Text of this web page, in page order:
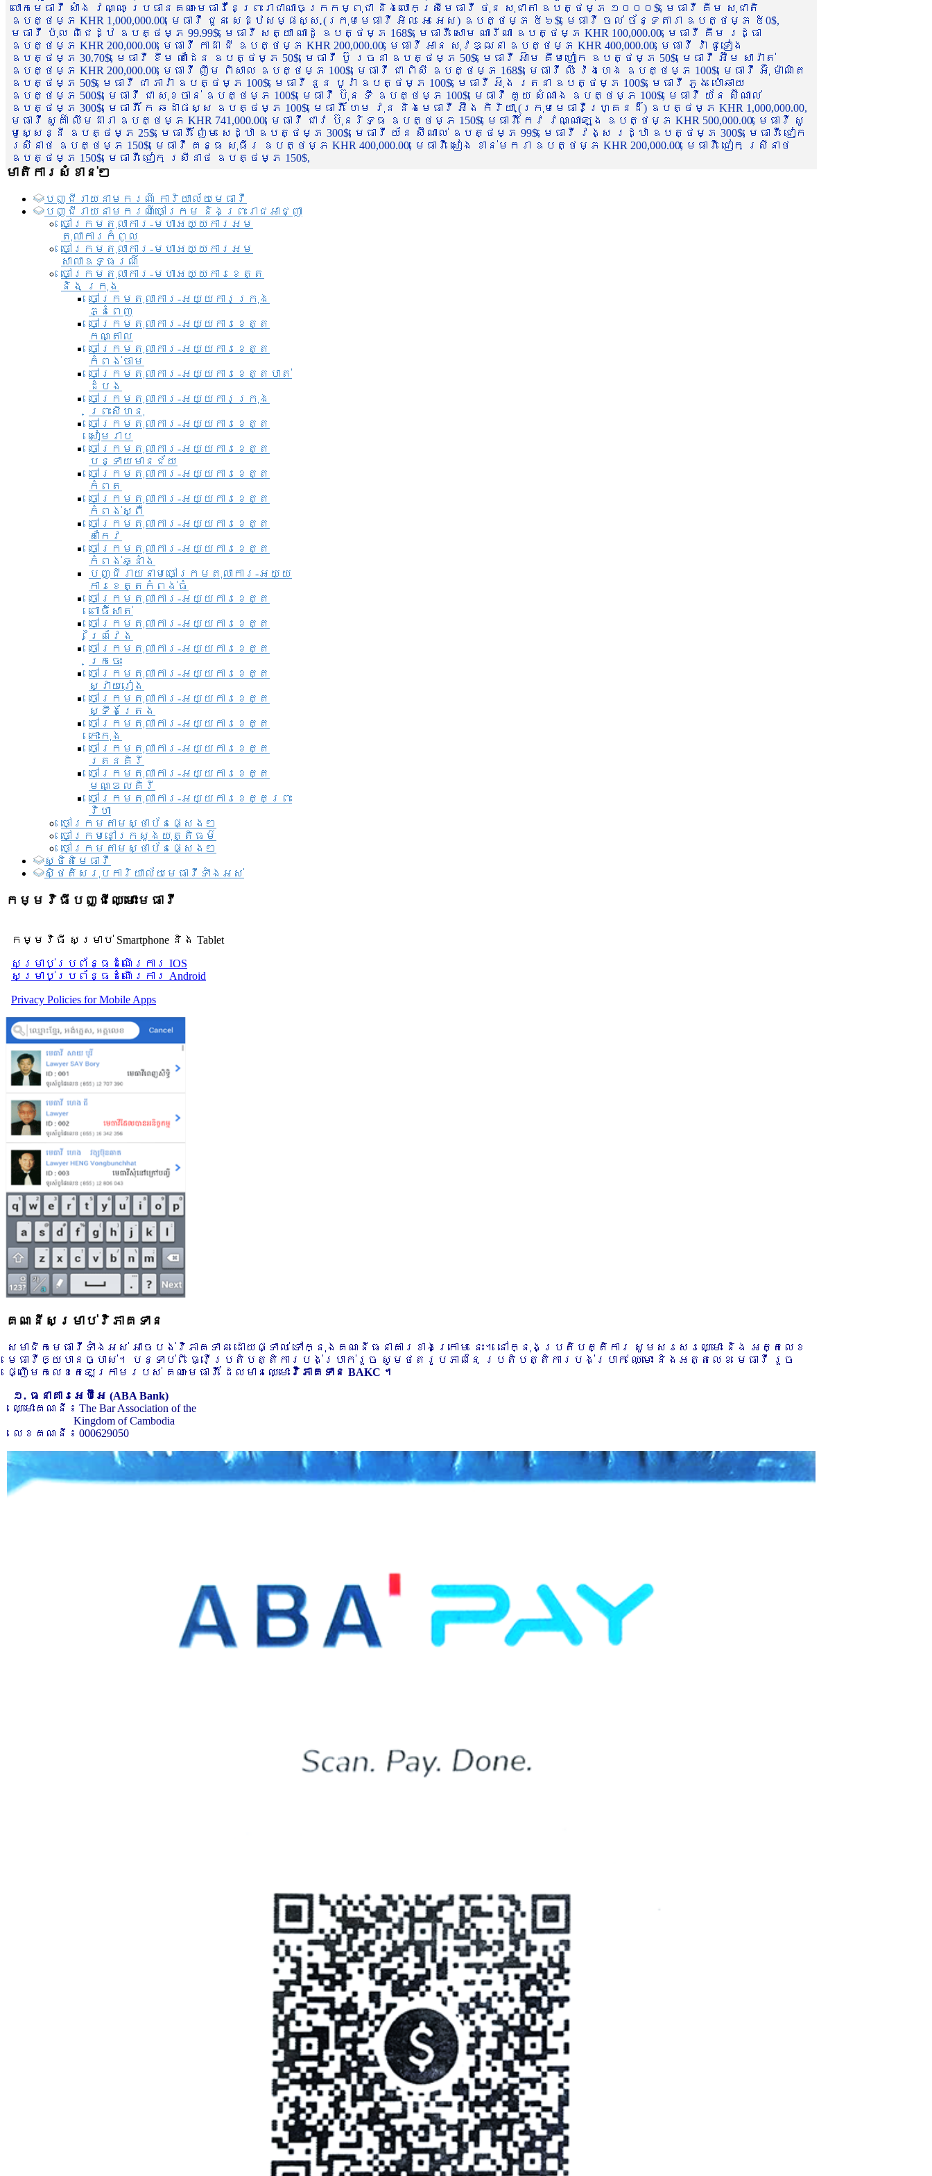
លោកមេធាវី សាំង វណ្ណៈ ប្រធានគណៈមេធាវីនៃព្រះរាជាណាចក្រកម្ពុជា និងលោកស្រីមេធាវី ថុន សុជាតា ឧបត្ថម្ភ ១០០០$, មេធាវី គីម សុជាតិ
ឧបត្ថម្ភ KHR 1,000,000.00, មេធាវី ជួន សេដ្ឋសម្ផស្ស (ក្រុមមេធាវី អិល អេ អេស) ឧបត្ថម្ភ ៥៦$, មេធាវី ចល់ ច័ន្ទតារា ឧបត្ថម្ភ ៥0$,
មេធាវី ប៉ុល ពិជេដ្ឋ ឧបត្ថម្ភ 99.99$, មេធាវី សត្យា ណាដូ ឧបត្ថម្ភ 168$, មេធាវី សោម ណារីណា ឧបត្ថម្ភ KHR 100,000.00, មេធាវី គឹម រដ្ធា
ឧបត្ថម្ភ KHR 200,000.00, មេធាវី កាដា ជី ឧបត្ថម្ភ KHR 200,000.00, មេធាវី អាន សុវឌ្ឍនា ឧបត្ថម្ភ KHR 400,000.00, មេធាវី វ៉ា ជូទៀង
ឧបត្ថម្ភ 30.70$, មេធាវី ខឹម ណាដែន ឧបត្ថម្ភ 50$, មេធាវី ប៊ូ រចនា ឧបត្ថម្ភ 50$, មេធាវី អ៊ាម គឹមហៀក ឧបត្ថម្ភ 50$, មេធាវី អ៊ឹម សារ៉ាត់
ឧបត្ថម្ភ KHR 200,000.00, មេធាវី ញឹម ពិសាល ឧបត្ថម្ភ 100$, មេធាវី ជា ពិសី ឧបត្ថម្ភ 168$, មេធាវី លី វ៉េងហេង ឧបត្ថម្ភ 100$, មេធាវី អ៊ុំ ម៉ាណិត
ឧបត្ថម្ភ 50$, មេធាវី ជា ភារ៉ា ឧបត្ថម្ភ 100$, មេធាវី នួន បូរ៉ា ឧបត្ថម្ភ 100$, មេធាវី អ៊ុង រតនា ឧបត្ថម្ភ 100$, មេធាវី ភួង ប៉ោឆាយ
ឧបត្ថម្ភ 500$, មេធាវី ជា សុខចាន់ ឧបត្ថម្ភ 100$, មេធាវី ប៊ុន ទី ឧបត្ថម្ភ 100$, មេធាវី គួយ សំណាង ឧបត្ថម្ភ 100$, មេធាវី យ័ន ស៊ីណាល់
ឧបត្ថម្ភ 300$, មេធាវី កែ ឆដាផស្ស ឧបត្ថម្ភ 100$, មេធាវី ហែម វុន និងមេធាវី អ៊ឹង កិរិយា (ក្រុមមេធាវីហ្គ្រេនដ៏) ឧបត្ថម្ភ KHR 1,000,000.00,
មេធាវី សួគ៌ា លឹមដារា ឧបត្ថម្ភ KHR 741,000.00, មេធាវី ជាវ ប៊ុនរិទ្ធ ឧបត្ថម្ភ 150$, មេធាវី កែវ វណ្ណាឡុង ឧបត្ថម្ភ KHR 500,000.00, មេធាវី សូ
មូសេ្សន្នី ឧបត្ថម្ភ 25$, មេធាវី ញ៉ែម សេដ្ឋា ឧបត្ថម្ភ 300$, មេធាវី យ័ន ស៊ីណាល់ ឧបត្ថម្ភ 99$, មេធាវី វង្ស រដ្ឋា ឧបត្ថម្ភ 300$, មេធាវី ជៀក
ស្រីនាថ ឧបត្ថម្ភ 150$, មេធាវី គន្ធ សុធីរ ឧបត្ថម្ភ KHR 400,000.00, មេធាវី សៀង ខាន់មករា ឧបត្ថម្ភ KHR 200,000.00, មេធាវី ជៀក ស្រីនាថ
ឧបត្ថម្ភ 150$, មេធាវី ជៀក ស្រីនាថ ឧបត្ថម្ភ 150$,
មាតិការសំខាន់ៗ
បញ្ជី​រាយ​នាមករណ៍ ការិយាល័យ​មេធាវី​
បញ្ជី​រាយ​នាមករណ៍​ចៅក្រម និងព្រះរាជអាជ្ញា
ចៅក្រមតុលាការ-មហាអយ្យការអម
តុលាការកំពូល
ចៅក្រមតុលាការ-មហាអយ្យការអម
សាលាឧទ្ធរណ៏
ចៅក្រមតុលាការ-មហាអយ្យការខេត្ត
និង ក្រុង
ចៅក្រមតុលាការ-អយ្យការក្រុង
ភ្នំពេញ
ចៅក្រមតុលាការ-អយ្យការខេត្ត
កណ្តាល
ចៅក្រមតុលាការ-អយ្យការខេត្ត
កំពង់ចាម
ចៅក្រមតុលាការ-អយ្យការខេត្តបាត់
ដំបង
ចៅក្រមតុលាការ-អយ្យការ​ក្រុង
ព្រះសីហនុ
ចៅក្រមតុលាការ-អយ្យការខេត្ត
សៀមរាប
ចៅក្រមតុលាការ-អយ្យការខេត្ត
បន្ទាយមានជ័យ
ចៅក្រមតុលាការ-អយ្យការខេត្ត
កំពត
ចៅក្រមតុលាការ-អយ្យការខេត្ត
កំពង់ស្ពឺ
ចៅក្រមតុលាការ-អយ្យការខេត្ត
តាកែវ
ចៅក្រមតុលាការ-អយ្យការខេត្ត
កំពង់ឆ្នាំង
បញ្ជីរាយនាមចៅក្រមតុលាការ-អយ្យ
ការខេត្តកំពង់ធំ
ចៅក្រមតុលាការ-អយ្យការខេត្ត
ពោធិ៍សាត់
ចៅក្រមតុលាការ-អយ្យការខេត្ត
ព្រៃវែង
ចៅក្រមតុលាការ-អយ្យការខេត្ត
ក្រចេះ
ចៅក្រមតុលាការ-អយ្យការខេត្ត
ស្វាយរៀង
ចៅក្រមតុលាការ-អយ្យការខេត្ត
ស្ទឹងត្រែង
ចៅក្រមតុលាការ-អយ្យការខេត្ត
កោះកុង
ចៅក្រមតុលាការ-អយ្យការខេត្ត
រតនគិរី
ចៅក្រមតុលាការ-អយ្យការខេត្ត
មណ្ឌលគិរី
ចៅក្រមតុលាការ-អយ្យការខេត្តព្រះ
វិហា
ចៅក្រមតាមស្ថាប័នផ្សេងៗ
ចៅក្រមនៅក្រសួងយុត្តិធម៌
ចៅក្រមតាមស្ថាប័នផ្សេងៗ
ស្ថិតិមេធាវី
សិ្ថតិសរុបការិយាល័យមេធាវីទាំងអស់​
កម្មវិធីបញ្ជីឈ្មោះមេធាវី
កម្មវិធី សម្រាប់ Smartphone និង Tablet
សម្រាប់​ប្រព័ន្ធដំណើរការ IOS
សម្រាប់​ប្រព័ន្ធដំណើរការ Android
Privacy Policies for Mobile Apps
គណនីសម្រាប់វិភាគទាន
សមាជិកមេធាវីទាំងអស់ អាចបង់វិភាគទាន ដោយផ្ទាល់ ទៅក្នុងគណនីធនាគារខាងក្រោម នេះ។ នៅក្នុងប្រតិបត្តិការ សូមសរសេរឈ្មោះ និង អត្តលេខ
មេធាវីឲ្យបានច្បាស់។ បន្ទាប់ពី ធ្វើប្រតិបត្តិការបង់ប្រាក់រួច សូមថតរូបភាពនៃ ប្រតិបត្តិការបង់ប្រាក់ ឈ្មោះ និងអត្តលេខ មេធាវី រួច
ផ្ញើមកលេខតេឡេក្រាមរបស់ គណៈមេធាវី ដែលមានឈ្មោះ វិភាគទាន BAKC ។
១. ធនាគារអេប៊ីអេ (ABA Bank)
ឈ្មោះគណនី ៖ The Bar Association of the
Kingdom of Cambodia
លេខគណនី ៖ 000629050